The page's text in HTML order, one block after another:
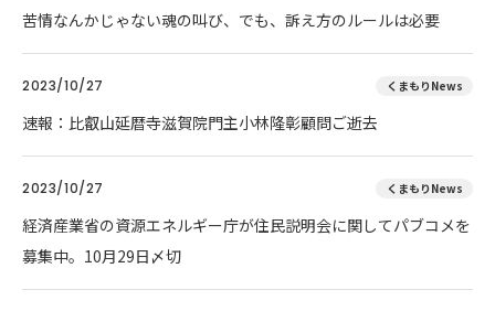
苦情なんかじゃない魂の叫び、でも、訴え方のルールは必要
2023/10/27 くまもりNews
速報：比叡山延暦寺滋賀院門主小林隆彰顧問ご逝去
2023/10/27 くまもりNews
経済産業省の資源エネルギー庁が住民説明会に関してパブコメを
募集中。10月29日〆切